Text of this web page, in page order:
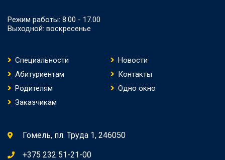
Режим работы: 8.00 - 17.00
Выходной: воскресенье
Специальности
Новости
Абитуриентам
Контакты
Родителям
Одно окно
Заказчикам
Гомель, пл. Труда 1, 246050
+375 232 51-21-00